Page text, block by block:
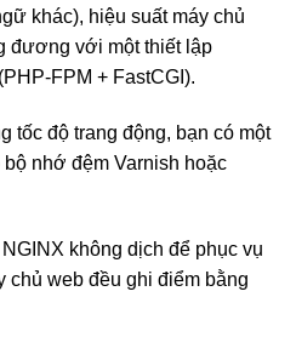
khác), hiệu suất máy chủ
đương với một thiết lập
FPM + FastCGI).
tốc độ trang động, bạn có một
nhớ đệm Varnish hoặc
không dịch để phục vụ
chủ web đều ghi điểm bằng